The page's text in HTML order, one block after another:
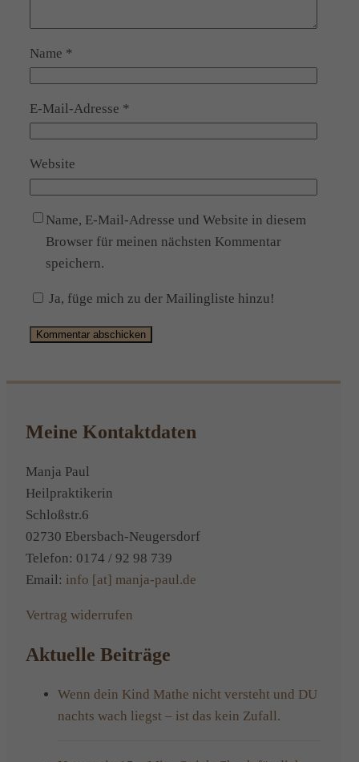
Name *
E-Mail-Adresse *
Website
Name, E-Mail-Adresse und Website in diesem
Browser für meinen nächsten Kommentar
speichern.
Ja, füge mich zu der Mailingliste hinzu!
Meine Kontaktdaten
Manja Paul
Heilpraktikerin
Schloßstr.6
02730 Ebersbach-Neugersdorf
Telefon: 0174 / 92 98 739
Email: info [at] manja-paul.de
Vertrag widerrufen
Aktuelle Beiträge
Wenn dein Kind Mathe nicht versteht und DU
nachts wach liegst – ist das kein Zufall.